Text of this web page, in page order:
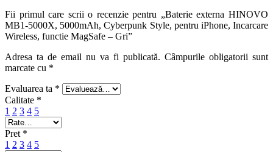
Fii primul care scrii o recenzie pentru „Baterie externa HINOVO
MB1-5000X, 5000mAh, Cyberpunk Style, pentru iPhone, Incarcare
Wireless, functie MagSafe – Gri”
Adresa ta de email nu va fi publicată. Câmpurile obligatorii sunt
marcate cu *
Evaluarea ta *
Calitate *
1 2 3 4 5
Pret *
1 2 3 4 5